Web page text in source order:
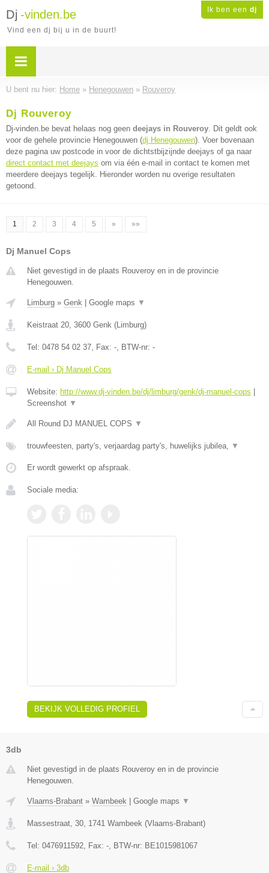
Ik ben een dj
Dj -vinden.be
Vind een dj bij u in de buurt!
U bent nu hier: Home » Henegouwen » Rouveroy
Dj Rouveroy
Dj-vinden.be bevat helaas nog geen deejays in Rouveroy. Dit geldt ook
voor de gehele provincie Henegouwen (dj Henegouwen). Voer bovenaan
deze pagina uw postcode in voor de dichtstbijzijnde deejays of ga naar
direct contact met deejays om via één e-mail in contact te komen met
meerdere deejays tegelijk. Hieronder worden nu overige resultaten
getoond.
1 2 3 4 5 » »»
Dj Manuel Cops
Niet gevestigd in de plaats Rouveroy en in de provincie
Henegouwen.
Limburg » Genk Google maps ▼
Keistraat 20, 3600 Genk (Limburg)
Tel: 0478 54 02 37, Fax: -, BTW-nr: -
E-mail › Dj Manuel Cops
Website: http://www.dj-vinden.be/dj/limburg/genk/dj-manuel-cops
Screenshot ▼
All Round DJ MANUEL COPS ▼
trouwfeesten, party's, verjaardag party's, huwelijks jubilea, ▼
Er wordt gewerkt op afspraak.
Sociale media:
BEKIJK VOLLEDIG PROFIEL
3db
Niet gevestigd in de plaats Rouveroy en in de provincie
Henegouwen.
Vlaams-Brabant » Wambeek Google maps ▼
Massestraat, 30 1741 Wambeek (Vlaams-Brabant)
Tel: 0476911592 , Fax: - , BTW-nr: BE1015981067
E-mail › 3db